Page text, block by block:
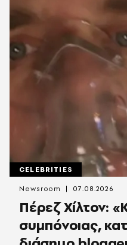
CELEBRITIES
Πέρεζ Χίλτον:
συμπόνοιας,
Newsroom 07.08.2026